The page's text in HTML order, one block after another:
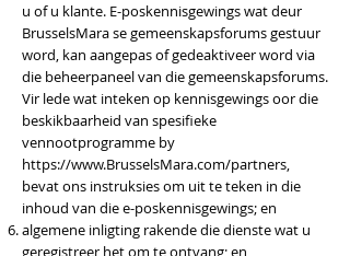
u of u klante. E-poskennisgewings wat deur
BrusselsMara se gemeenskapsforums gestuur
word, kan aangepas of gedeaktiveer word via
die beheerpaneel van die gemeenskapsforums.
Vir lede wat inteken op kennisgewings oor die
beskikbaarheid van spesifieke
vennootprogramme by
https://www.BrusselsMara.com/partners,
bevat ons instruksies om uit te teken in die
inhoud van die e-poskennisgewings; en
algemene inligting rakende die dienste wat u
geregistreer het om te ontvang; en